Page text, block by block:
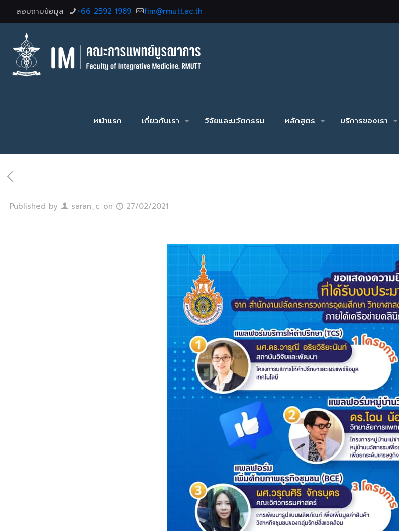
สอบถามข้อมูล +66 2592 1989 fim@rmutt.ac.th
หน้าแรก เกี่ยวกับเรา วิจัยและนวัตกรรม หลักสูตร บริการของเรา
Published by saran_c on 27/02/2021